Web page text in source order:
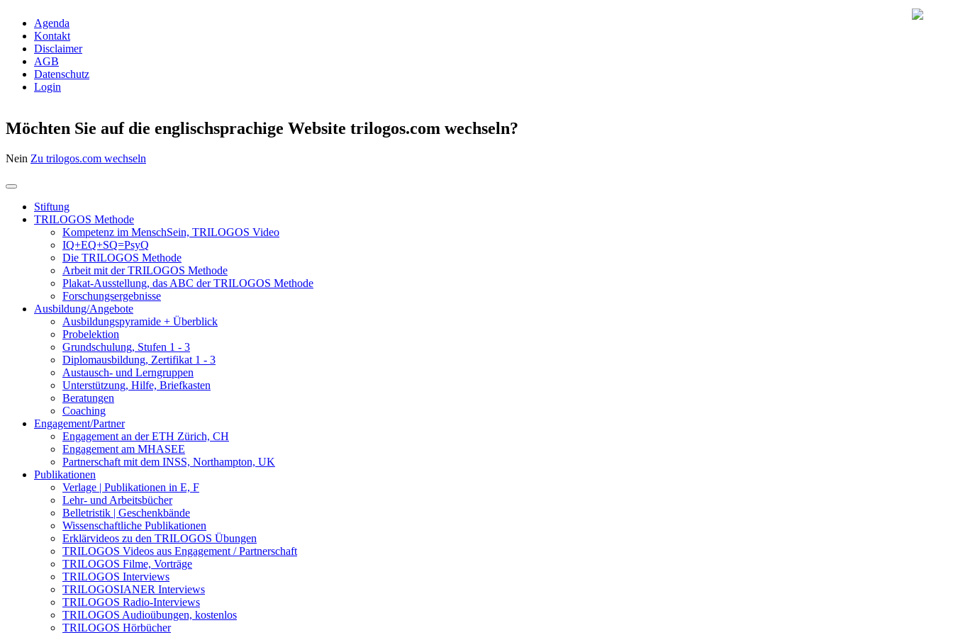
Agenda
Kontakt
Disclaimer
AGB
Datenschutz
Login
Möchten Sie auf die englischsprachige Website trilogos.com wechseln?
Nein Zu trilogos.com wechseln
Stiftung
TRILOGOS Methode
Kompetenz im MenschSein, TRILOGOS Video
IQ+EQ+SQ=PsyQ
Die TRILOGOS Methode
Arbeit mit der TRILOGOS Methode
Plakat-Ausstellung, das ABC der TRILOGOS Methode
Forschungsergebnisse
Ausbildung/Angebote
Ausbildungspyramide + Überblick
Probelektion
Grundschulung, Stufen 1 - 3
Diplomausbildung, Zertifikat 1 - 3
Austausch- und Lerngruppen
Unterstützung, Hilfe, Briefkasten
Beratungen
Coaching
Engagement/Partner
Engagement an der ETH Zürich, CH
Engagement am MHASEE
Partnerschaft mit dem INSS, Northampton, UK
Publikationen
Verlage | Publikationen in E, F
Lehr- und Arbeitsbücher
Belletristik | Geschenkbände
Wissenschaftliche Publikationen
Erklärvideos zu den TRILOGOS Übungen
TRILOGOS Videos aus Engagement / Partnerschaft
TRILOGOS Filme, Vorträge
TRILOGOS Interviews
TRILOGOSIANER Interviews
TRILOGOS Radio-Interviews
TRILOGOS Audioübungen, kostenlos
TRILOGOS Hörbücher